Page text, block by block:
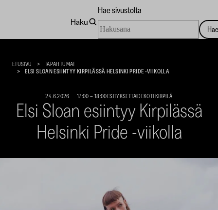
Taidekoti
Haku
Hae sivustolta
sivustolta
ETUSIVU
TAPAHTUMAT
ELSI SLOAN ESIINTYY KIRPILÄSSÄ HELSINKI PRIDE -VIIKOLLA
24.6.2026 17:00– 18:00ESITYKSETTAIDEKOTI KIRPILÄ
Elsi Sloan esiintyy Kirpilässä
Helsinki Pride -viikolla